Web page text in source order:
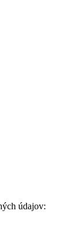
údajov: